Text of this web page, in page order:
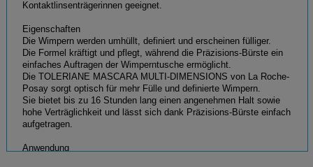
Kontaktlinsenträgerinnen geeignet.
Eigenschaften
Die Wimpern werden umhüllt, definiert und erscheinen fülliger.
Die Formel kräftigt und pflegt, während die Präzisions-Bürste ein
einfaches Auftragen der Wimperntusche ermöglicht.
Die TOLERIANE MASCARA MULTI-DIMENSIONS von La Roche-
Posay sorgt optisch für mehr Fülle und definierte Wimpern.
Sie bietet bis zu 16 Stunden lang einen angenehmen Halt sowie
hohe Verträglichkeit und lässt sich dank Präzisions-Bürste einfach
aufgetragen.
Anwendung